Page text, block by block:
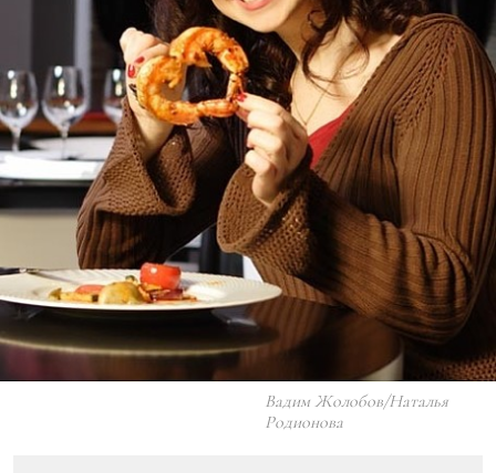
Вадим Жолобов/Наталья
Родионова